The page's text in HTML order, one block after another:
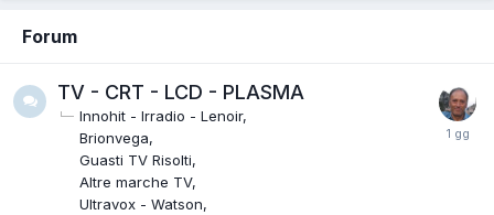
Forum
TV - CRT - LCD - PLASMA
Innohit - Irradio - Lenoir
Brionvega
Guasti TV Risolti
Altre marche TV
Ultravox - Watson